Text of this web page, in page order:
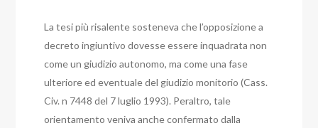
La tesi più risalente sosteneva che l’opposizione a
decreto ingiuntivo dovesse essere inquadrata non
come un giudizio autonomo, ma come una fase
ulteriore ed eventuale del giudizio monitorio (Cass.
Civ. n 7448 del 7 luglio 1993). Peraltro, tale
orientamento veniva anche confermato dalla